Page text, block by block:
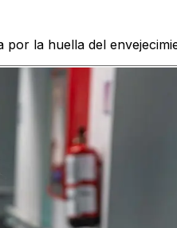
la huella del